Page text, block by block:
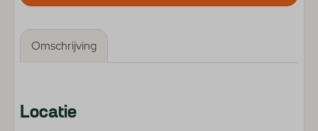
Omschrijving
Locatie